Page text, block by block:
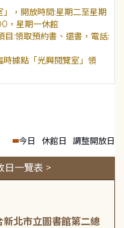
，開放時間:星期二至星期
，星期一休館
目:領取預約書、還書，電話:
據點「光興閱覽室」領
今日 休館日 調整開放日
日一覽表 >
北市立圖書館第二總